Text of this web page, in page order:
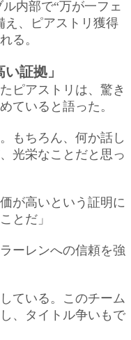
内部で“万が一フェ
え、ピアストリ獲得
る。
証拠」
ピアストリは、驚き
ていると語った。
もちろん、何か話し
光栄なことだと思っ
が高いという証明に
とだ」
ーレンへの信頼を強
ている。このチーム
、タイトル争いもで